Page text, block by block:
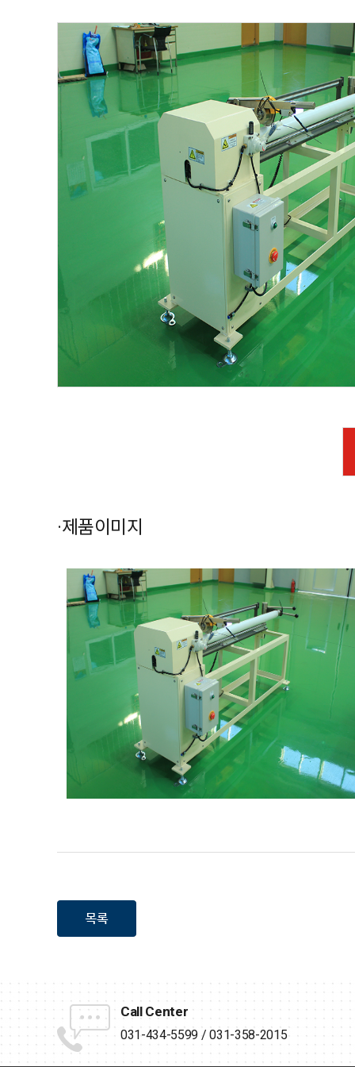
·제품이미지
Call Center
031-434-5599 / 031-358-2015